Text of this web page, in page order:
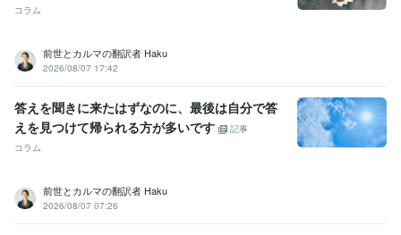
コラム
前世とカルマの翻訳者 Haku
2026/08/07 17:42
答えを聞きに来たはずなのに、最後は自分で答
えを見つけて帰られる方が多いです
記事
コラム
前世とカルマの翻訳者 Haku
2026/08/07 07:26